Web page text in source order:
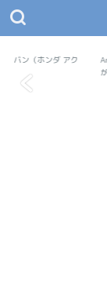
蒼橙英麻
軽バン（ホンダ アク